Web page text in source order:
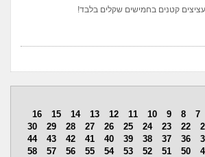
קטנים בחמישים שקלים בלבד!
7
8
9
10
11
12
13
14
15
16
22
23
24
25
26
27
28
29
30
36
37
38
39
40
41
42
43
44
50
51
52
53
54
55
56
57
58